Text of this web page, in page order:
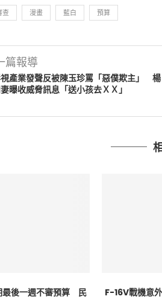
查 漫畫 藍白 預算
篇報導
產業發聲反被陳玉珍罵「惡僕欺主」 楊
曝收威脅訊息「送小孩去ＸＸ」
最後一週不審預算 民
F-16V戰機意